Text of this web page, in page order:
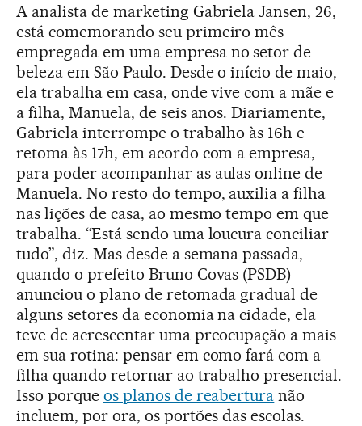
A analista de marketing Gabriela Jansen, 26,
está comemorando seu primeiro mês
empregada em uma empresa no setor de
beleza em São Paulo. Desde o início de maio,
ela trabalha em casa, onde vive com a mãe e
a filha, Manuela, de seis anos. Diariamente,
Gabriela interrompe o trabalho às 16h e
retoma às 17h, em acordo com a empresa,
para poder acompanhar as aulas online de
Manuela. No resto do tempo, auxilia a filha
nas lições de casa, ao mesmo tempo em que
trabalha. “Está sendo uma loucura conciliar
tudo”, diz. Mas desde a semana passada,
quando o prefeito Bruno Covas (PSDB)
anunciou o plano de retomada gradual de
alguns setores da economia na cidade, ela
teve de acrescentar uma preocupação a mais
em sua rotina: pensar em como fará com a
filha quando retornar ao trabalho presencial.
Isso porque os planos de reabertura não
incluem, por ora, os portões das escolas.